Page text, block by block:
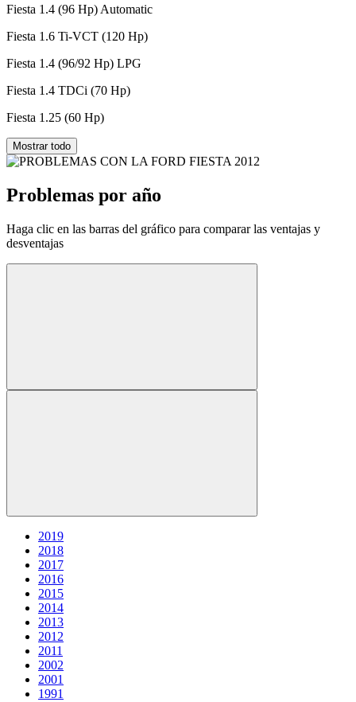
Fiesta 1.4 (96 Hp) Automatic
Fiesta 1.6 Ti-VCT (120 Hp)
Fiesta 1.4 (96/92 Hp) LPG
Fiesta 1.4 TDCi (70 Hp)
Fiesta 1.25 (60 Hp)
Mostrar todo
Problemas por año
Haga clic en las barras del gráfico para comparar las ventajas y
desventajas
2019
2018
2017
2016
2015
2014
2013
2012
2011
2002
2001
1991